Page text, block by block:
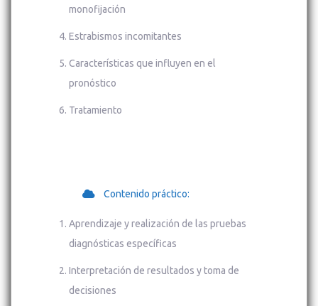
monofijación
Estrabismos incomitantes
Características que influyen en el
pronóstico
Tratamiento
Contenido práctico:
Aprendizaje y realización de las pruebas
diagnósticas específicas
Interpretación de resultados y toma de
decisiones